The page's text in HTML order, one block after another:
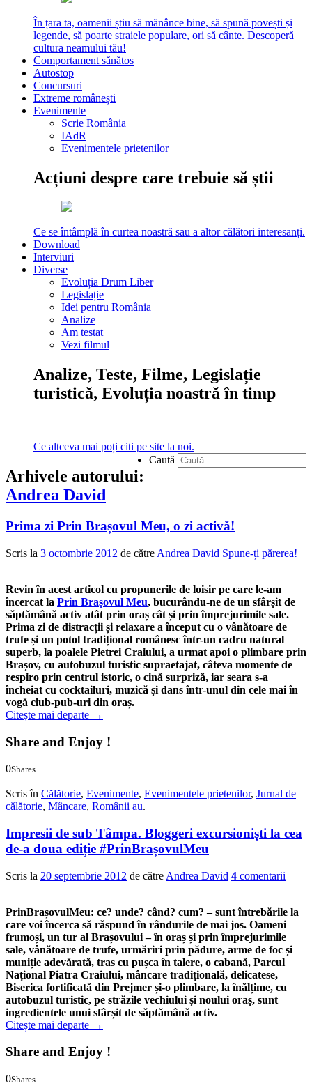
În țara ta, oamenii știu să mănânce bine, să spună povești și
legende, să poarte straiele populare, ori să cânte. Descoperă
cultura neamului tău!
Comportament sănătos
Autostop
Concursuri
Extreme românești
Evenimente
Scrie România
IAdR
Evenimentele prietenilor
Acțiuni despre care trebuie să știi
Ce se întâmplă în curtea noastră sau a altor călători interesanți.
Download
Interviuri
Diverse
Evoluția Drum Liber
Legislație
Idei pentru România
Analize
Am testat
Vezi filmul
Analize, Teste, Filme, Legislație
turistică, Evoluția noastră în timp
Ce altceva mai poți citi pe site la noi.
Caută
Arhivele autorului:
Andrea David
Prima zi Prin Brașovul Meu, o zi activă!
Scris la 3 octombrie 2012 de către Andrea David Spune-ți părerea!
Revin în acest articol cu propunerile de loisir pe care le-am
încercat la Prin Brașovul Meu, bucurându-ne de un sfârșit de
săptămână activ atât prin oraș cât și prin împrejurimile sale.
Prima zi de distracții și relaxare a început cu o vânătoare de
trufe și un potol tradițional românesc într-un cadru natural
superb, la poalele Pietrei Craiului, a urmat apoi o plimbare prin
Brașov, cu autobuzul turistic supraetajat, câteva momente de
respiro prin centrul istoric, o cină surpriză, iar seara s-a
încheiat cu cocktailuri, muzică și dans într-unul din cele mai în
vogă club-pub-uri din oraș.
Citește mai departe →
Share and Enjoy !
0Shares
Scris în Călătorie, Evenimente, Evenimentele prietenilor, Jurnal de
călătorie, Mâncare, Românii au.
Impresii de sub Tâmpa. Bloggeri excursioniști la cea
de-a doua ediție #PrinBrașovulMeu
Scris la 20 septembrie 2012 de către Andrea David 4 comentarii
PrinBrașovulMeu: ce? unde? când? cum? – sunt întrebările la
care voi încerca să răspund în rândurile de mai jos. Oameni
frumoși, un tur al Brașovului – în oraș și prin împrejurimile
sale, vânătoare de trufe, urmăriri prin pădure, arme de foc și
muniție adevărată, tras cu pușca în talere, o cabană, Parcul
Național Piatra Craiului, mâncare tradițională, delicatese,
Biserica fortificată din Prejmer și-o plimbare, la înălțime, cu
autobuzul turistic, pe străzile vechiului și noului oraș, sunt
ingredientele unui sfârșit de săptămână activ.
Citește mai departe →
Share and Enjoy !
0Shares